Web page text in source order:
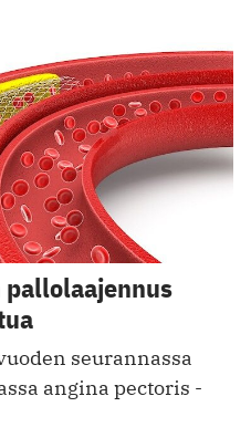
­seurannassa
angina pectoris -